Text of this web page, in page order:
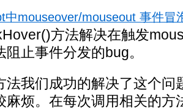
中mouseover/mouseout 事件冒
方法解决在触发
阻止事件分发的bug。
法我们成功的解决了这个问
麻烦。在每次调用相关的方